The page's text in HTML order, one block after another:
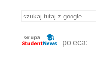
poleca: